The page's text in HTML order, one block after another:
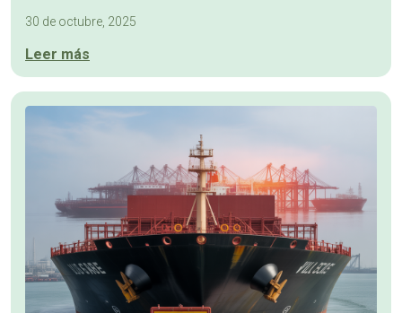
30 de octubre, 2025
Leer más